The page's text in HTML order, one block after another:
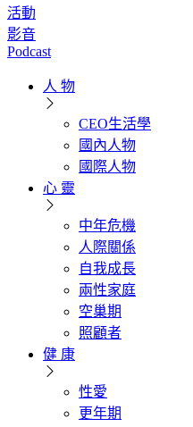
活動
影音
Podcast
人 物
CEO生活學
國內人物
國際人物
心 靈
中年危機
人際關係
自我成長
兩性家庭
空巢期
照顧者
健 康
性愛
更年期